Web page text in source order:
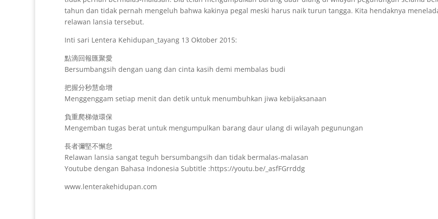
tahun dan tidak pernah mengeluh bahwa kakinya pegal meski harus naik turun tangga. Kita hendaknya
relawan lansia tersebut.
Inti sari Lentera Kehidupan_tayang 13 Oktober 2015:
點滴回報匯聚愛
Bersumbangsih dengan uang dan cinta kasih demi membalas budi
把握分秒慧命增
Menggenggam setiap menit dan detik untuk menumbuhkan jiwa kebijaksanaan
負重爬梯做環保
Mengemban tugas berat untuk mengumpulkan barang daur ulang di wilayah pegunungan
長者彌堅不懈怠
Relawan lansia sangat teguh bersumbangsih dan tidak bermalas-malasan
Youtube dengan Bahasa Indonesia Subtitle :https://youtu.be/_asfFGrrddg
www.lenterakehidupan.com